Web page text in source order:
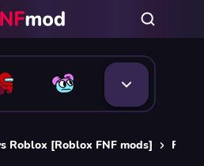
Roblox [Roblox FNF mods] FNF